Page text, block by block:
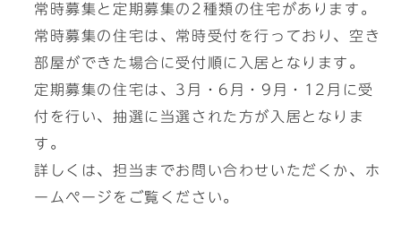
常時募集と定期募集の2種類の住宅があります。
常時募集の住宅は、常時受付を行っており、空き
部屋ができた場合に受付順に入居となります。
定期募集の住宅は、3月・6月・9月・12月に受
付を行い、抽選に当選された方が入居となりま
す。
詳しくは、担当までお問い合わせいただくか、ホ
ームページをご覧ください。